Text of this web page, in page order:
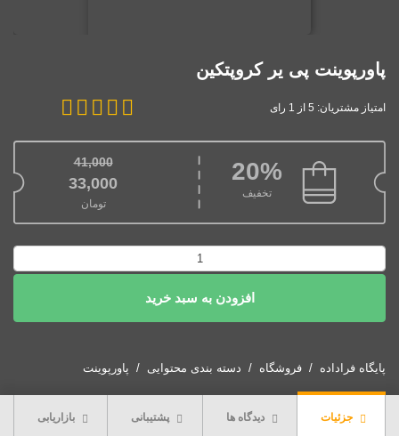
پاورپوینت پی یر کروپتکین
امتیاز مشتریان: 5 از 1 رای
20%
تخفیف
41,000
قیمت اصلی: 41,000تومان بود.
33,000
تومان
قیمت فعلی: 33,000تومان.
پی
کروپتکین
افزودن به سبد خرید
پایگاه فراداده فروشگاه دسته بندی محتوایی پاورپوینت
جزئیات دیدگاه ها پشتیبانی بازاریابی